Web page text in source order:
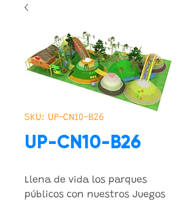
SKU: UP-CN10-B26
UP-CN10-B26
Llena de vida los parques
públicos con nuestros Juegos